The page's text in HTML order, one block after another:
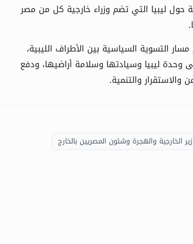
حول ليبيا التي تضم وزراء خارجية كل من مصر
التسوية السياسية بين الأطراف الليبية،
وحدة ليبيا وسيادتها وسلامة أراضيها، ودفع
والتنمية.
الخارجية والهجرة وشئون المصريين بالخارج